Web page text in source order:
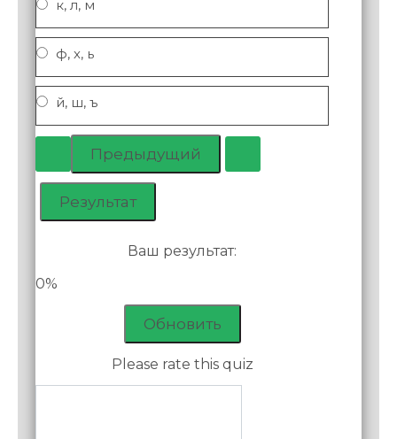
к, л, м
ф, х, ь
й, ш, ъ
Ваш результат:
0%
Обновить
Please rate this quiz